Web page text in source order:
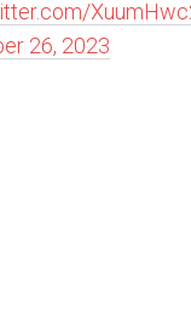
26, 2023